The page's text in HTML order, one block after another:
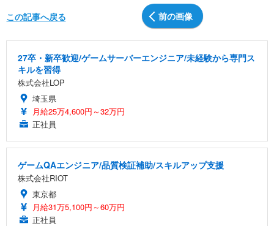
前の画像
この記事へ戻る
27卒・新卒歓迎/ゲームサーバーエンジニア/未経験から専門ス
キルを習得
株式会社LOP
埼玉県
月給25万4,600円～32万円
正社員
ゲームQAエンジニア/品質検証補助/スキルアップ支援
株式会社RIOT
東京都
月給31万5,100円～60万円
正社員